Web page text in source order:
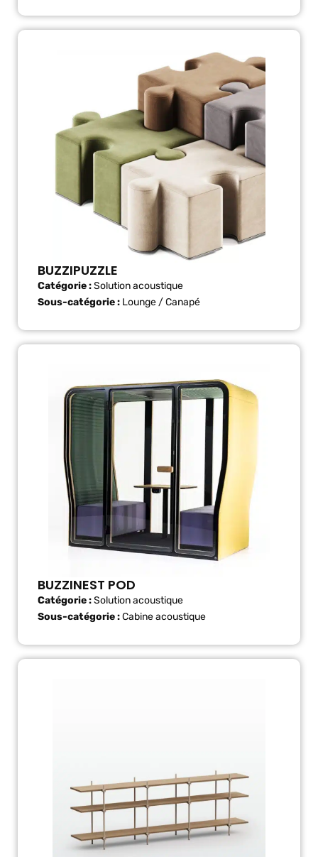
BUZZIPUZZLE
Catégorie :Solution acoustique
Sous-catégorie : Lounge / Canapé
BUZZINEST POD
Catégorie :Solution acoustique
Sous-catégorie :Cabine acoustique